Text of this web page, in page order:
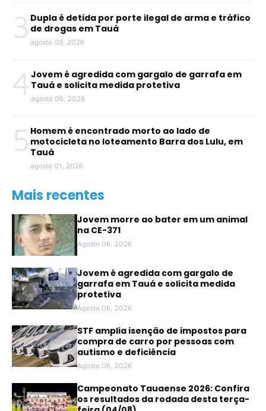
3 Dupla é detida por porte ilegal de arma e tráfico
de drogas em Tauá
agosto 03, 2026
4 Jovem é agredida com gargalo de garrafa em
Tauá e solicita medida protetiva
agosto 06, 2026
5 Homem é encontrado morto ao lado de
motocicleta no loteamento Barra dos Lulu, em
Tauá
agosto 01, 2026
Mais recentes
Jovem morre ao bater em um animal
na CE-371
Agosto 06, 2026
Jovem é agredida com gargalo de
garrafa em Tauá e solicita medida
protetiva
Agosto 06, 2026
STF amplia isenção de impostos para
compra de carro por pessoas com
autismo e deficiência
Agosto 06, 2026
Campeonato Tauaense 2026: Confira
os resultados da rodada desta terça-